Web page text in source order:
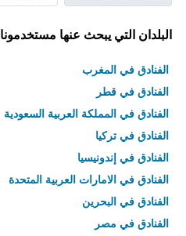
البلدان التي يبحث عنها مستخدمونا
الفنادق في المغرب
الفنادق في قطر
الفنادق في المملكة العربية السعودية
الفنادق في تركيا
الفنادق في إندونيسيا
الفنادق في الامارات العربية المتحدة
الفنادق في البحرين
الفنادق في مصر